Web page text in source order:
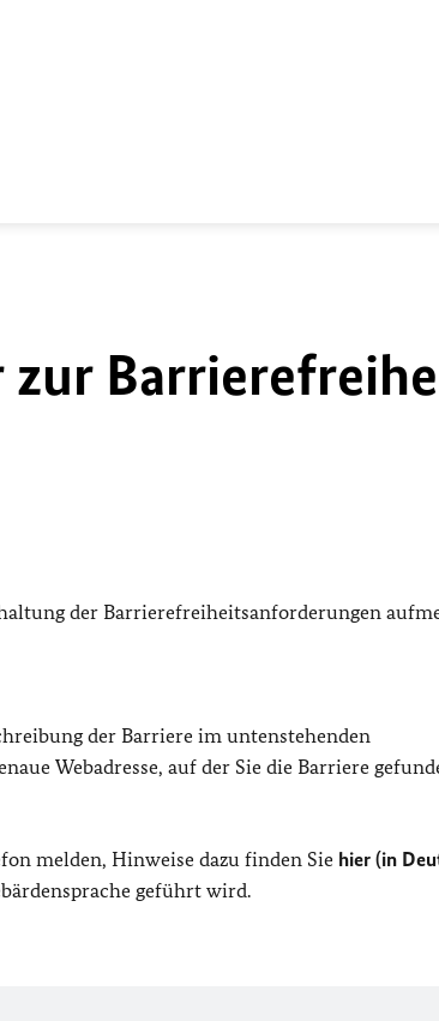
zur
der Barrierefreiheitsanforderungen
der Barriere im untenstehenden
Webadresse, auf der Sie die Barriere
melden, Hinweise dazu finden Sie hier (in
geführt wird.